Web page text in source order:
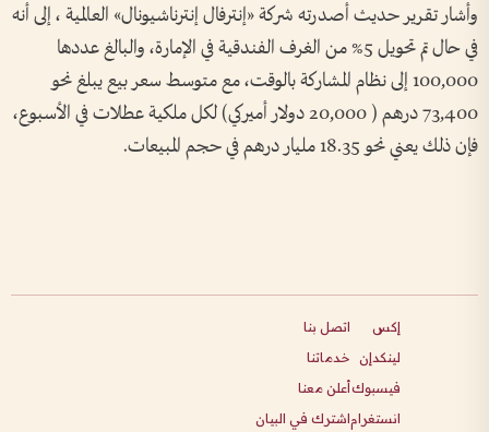
وأشار تقرير حديث أصدرته شركة «إنترفال إنترناشيونال» العالمية ، إلى أنه
في حال تم تحويل 5% من الغرف الفندقية في الإمارة، والبالغ عددها
100,000 إلى نظام المشاركة بالوقت، مع متوسط سعر بيع يبلغ نحو
73,400 درهم ( 20,000 دولار أميركي) لكل ملكية عطلات في الأسبوع،
فإن ذلك يعني نحو 18.35 مليار درهم في حجم المبيعات.
إكس
لينكدإن
فيسبوك
انستغرام
اتصل بنا
خدماتنا
أعلن معنا
اشترك في البيان